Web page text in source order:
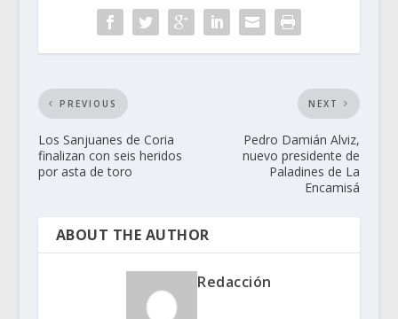
PREVIOUS
Los Sanjuanes de Coria
finalizan con seis heridos
por asta de toro
NEXT
Pedro Damián Alviz,
nuevo presidente de
Paladines de La
Encamisá
ABOUT THE AUTHOR
Redacción